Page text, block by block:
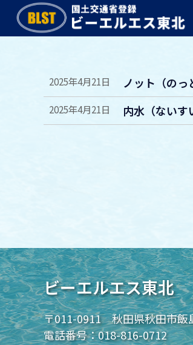
2025年4月21日 ノット（の
2025年4月21日 内水（ない
ビーエルエス東北
〒011-0911 秋田県秋田市
電話番号：018-816-0712